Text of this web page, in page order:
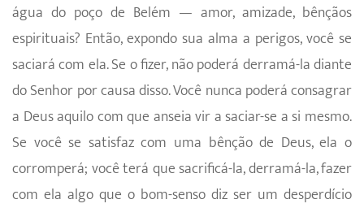
água do poço de Belém — amor, amizade, bênçãos
espirituais? Então, expondo sua alma a perigos, você se
saciará com ela. Se o fizer, não poderá derramá-la diante
do Senhor por causa disso. Você nunca poderá consagrar
a Deus aquilo com que anseia vir a saciar-se a si mesmo.
Se você se satisfaz com uma bênção de Deus, ela o
corromperá; você terá que sacrificá-la, derramá-la, fazer
com ela algo que o bom-senso diz ser um desper­dício